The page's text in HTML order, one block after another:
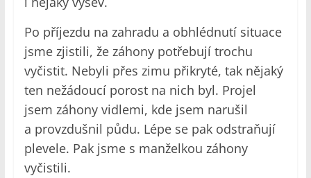
Po příjezdu na zahradu a obhlédnutí situace
jsme zjistili, že záhony potřebují trochu
vyčistit. Nebyli přes zimu přikryté, tak nějaký
ten nežádoucí porost na nich byl. Projel
jsem záhony vidlemi, kde jsem narušil
a provzdušnil půdu. Lépe se pak odstraňují
plevele. Pak jsme s manželkou záhony
vyčistili.